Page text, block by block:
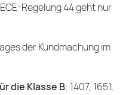
Regelung 44 geht nur
der Kundmachung im
die Klasse B: 1407, 1651,